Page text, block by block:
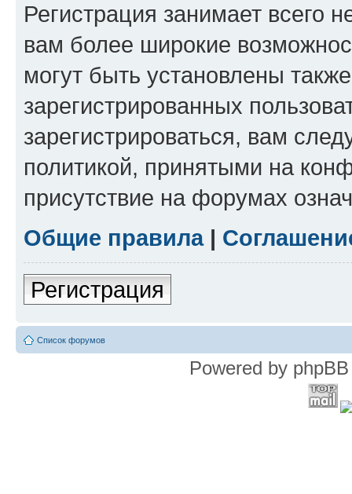
Регистрация занимает всего
вам более широкие
могут быть установлены
зарегистрированных
зарегистрироваться, вам
политикой, принятыми на
присутствие на форумах
Общие правила|
Регистрация
Список форумов
Powered by